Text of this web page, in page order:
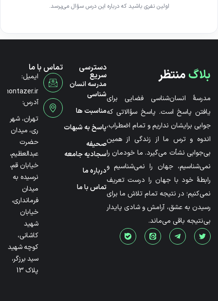
اولین نفری باشید که درباره این درس سؤال می‌پرسد.
بلاگمنتظر
مدرسۀ انسان‌شناسی فضایی برای
یافتن پاسخ است. پاسخ سؤالاتی که
جوابی برایشان نداریم و تمام اضطراب،
اندوه و ترس ما از زندگی از همین
بی‌جوابی نشأت می‌گیرد. ما خودمان را
نمی‌شناسیم، جهان را نمی‌شناسیم و
رابطۀ خود با جهان را درست تعریف
نمی‌کنیم؛ در نتیجه تمام تلاش ما برای
رسیدن به عشق، آرامش و شادی پایدار
بی‌نتیجه باقی می‌ماند.
دسترسی
سریع
مدرسه انسان
شناسی
مناسبت ها
پاسخ به شبهات
صحیفه
سجادیه جامعه
درباره ما
تماس با ما
تماس با ما
ایمیل:
آدرس:
تهران، شهر
ری، میدان
حضرت
عبدالعظیم،
خیابان قم،
نرسیده به
میدان
فرمانداری،
خیابان
شهید
کاشانی،
کوچه شهید
سید برزگر،
پلاک 13